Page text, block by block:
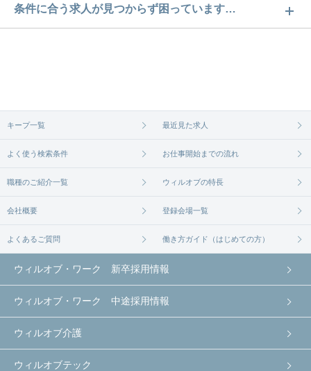
佐賀・長崎の昇給あり求人数は49件です。どのよう
な求人があるかぜひチェックしてみてください。
条件に合う求人が見つからず困っています…
無料相談の登録はコチラから
キープ一覧 最近見た求人
よく使う検索条件 お仕事開始までの流れ
職種のご紹介一覧 ウィルオブの特長
会社概要 登録会場一覧
よくあるご質問 働き方ガイド（はじめての方）
ウィルオブ・ワーク 新卒採用情報
ウィルオブ・ワーク 中途採用情報
ウィルオブ介護
ウィルオブテック